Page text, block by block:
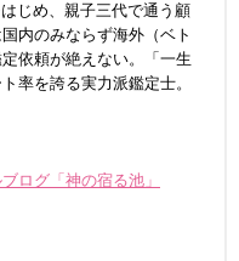
じめ、親子三代で通う顧
内のみならず海外（ベト
依頼が絶えない。「一生
率を誇る実力派鑑定士。
ログ「神の宿る池」